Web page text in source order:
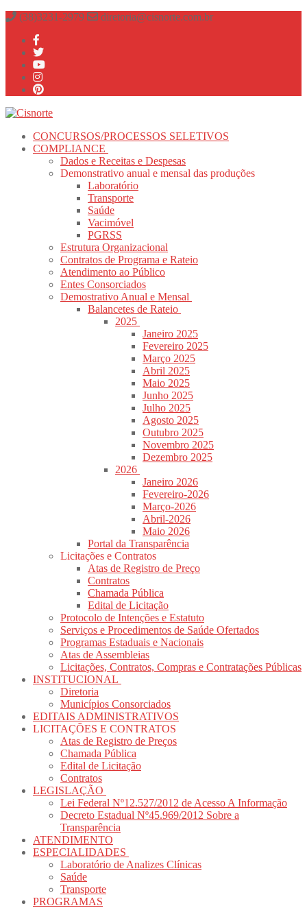
Pular
conteúdo
Menu
fechado
(38)3231-2979 diretoria@cisnorte.com.br
CONCURSOS/PROCESSOS SELETIVOS
COMPLIANCE
Dados e Receitas e Despesas
Demonstrativo anual e mensal das produções
Laboratório
Transporte
Saúde
Vacimóvel
PGRSS
Estrutura Organizacional
Contratos de Programa e Rateio
Atendimento ao Público
Entes Consorciados
Demostrativo Anual e Mensal
Balancetes de Rateio
2025
Janeiro 2025
Fevereiro 2025
Março 2025
Abril 2025
Maio 2025
Junho 2025
Julho 2025
Agosto 2025
Outubro 2025
Novembro 2025
Dezembro 2025
2026
Janeiro 2026
Fevereiro-2026
Março-2026
Abril-2026
Maio 2026
Portal da Transparência
Licitações e Contratos
Atas de Registro de Preço
Contratos
Chamada Pública
Edital de Licitação
Protocolo de Intenções e Estatuto
Serviços e Procedimentos de Saúde Ofertados
Programas Estaduais e Nacionais
Atas de Assembleias
Licitações, Contratos, Compras e Contratações Públicas
INSTITUCIONAL
Diretoria
Municípios Consorciados
EDITAIS ADMINISTRATIVOS
LICITAÇÕES E CONTRATOS
Atas de Registro de Preços
Chamada Pública
Edital de Licitação
Contratos
LEGISLAÇÃO
Lei Federal Nº12.527/2012 de Acesso A Informação
Decreto Estadual Nº45.969/2012 Sobre a
Transparência
ATENDIMENTO
ESPECIALIDADES
Laboratório de Analizes Clínicas
Saúde
Transporte
PROGRAMAS